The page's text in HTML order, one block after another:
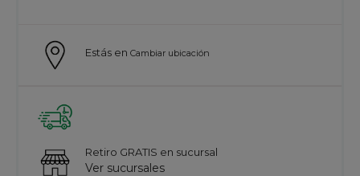
Estás en Cambiar ubicación
Retiro GRATIS en sucursal
Ver sucursales